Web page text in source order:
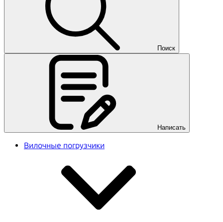
Поиск
Написать
Вилочные погрузчики